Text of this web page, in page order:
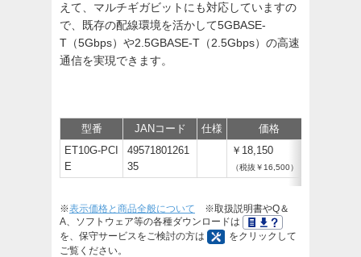
えて、マルチギガビットにも対応していますの
で、既存の配線環境を活かして5GBASE-
T（5Gbps）や2.5GBASE-T（2.5Gbps）の高速
通信を実現できます。
型番 JANコード 仕様 価格
ET10G-PCI
E
49571801261
35
￥18,150
（税抜￥16,500）
※表示価格と商品全般について ※取扱説明書やQ＆
A、ソフトウェア等の各種ダウンロードは
を、保守サービスをご検討の方は
をクリックして
ご覧ください。